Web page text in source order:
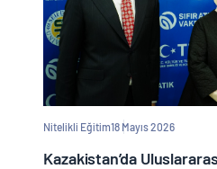
Nitelikli Eğitim18 Mayıs 2026
Kazakistan’da